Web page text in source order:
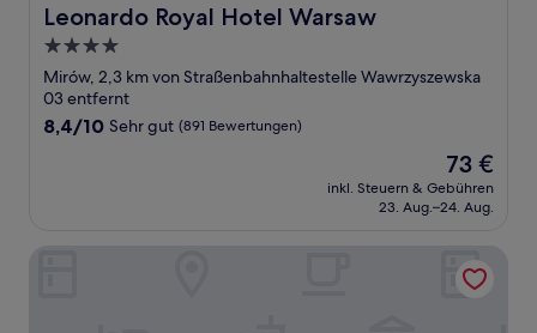
Leonardo Royal Hotel Warsaw
Leonardo Royal Hotel Warsaw
4.0-
Sterne-
Unterkunft
Mirów, 2,3 km von Straßenbahnhaltestelle Wawrzyszewska
03 entfernt
8.4
Bewertungen)
8,4/10 Sehr gut (891 Bewertungen)
Der
Preis
beträgt
73 €
inkl. Steuern & Gebühren
23. Aug.–24. Aug.